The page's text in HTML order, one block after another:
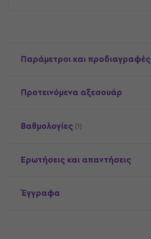
Παράμετροι και προδιαγραφές
Προτεινόμενα αξεσουάρ
Βαθμολογίες (1)
Ερωτήσεις και απαντήσεις
Έγγραφα